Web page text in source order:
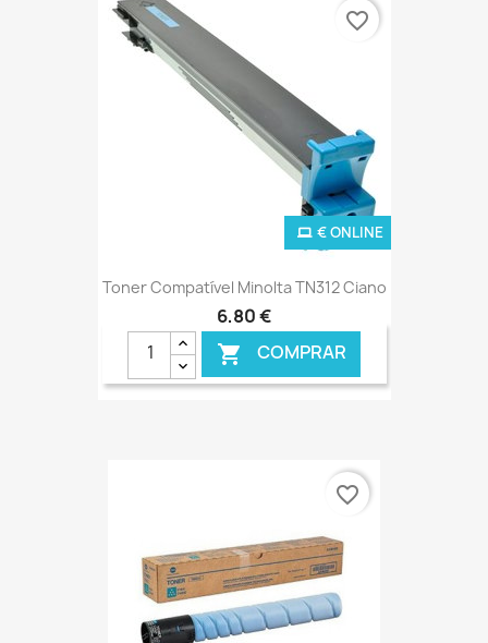
Toner Compatível Minolta TN312 Ciano
6,80 €
 COMPRAR
€ ONLINE
favorite_border
favorite_border